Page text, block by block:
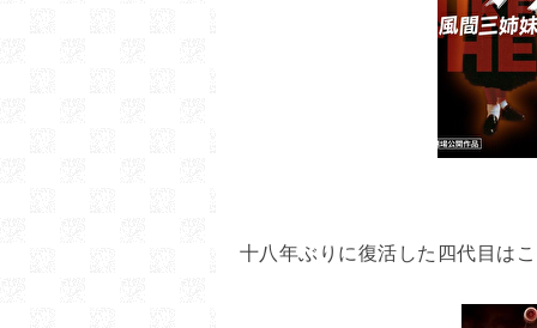
十八年ぶりに復活した四代目は